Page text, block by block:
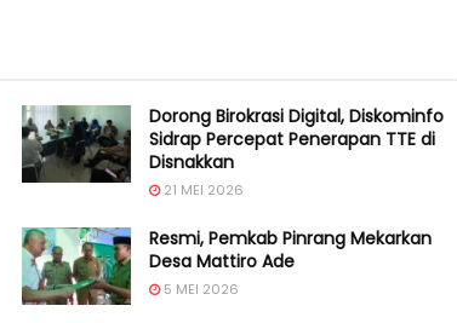
Dorong Birokrasi Digital, Diskominfo
Sidrap Percepat Penerapan TTE di
Disnakkan
21 MEI 2026
Resmi, Pemkab Pinrang Mekarkan
Desa Mattiro Ade
5 MEI 2026